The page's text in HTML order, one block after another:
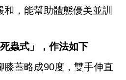
，能幫助體態優美並訓
蟲式」，作法如下
膝蓋略成90度，雙手伸直